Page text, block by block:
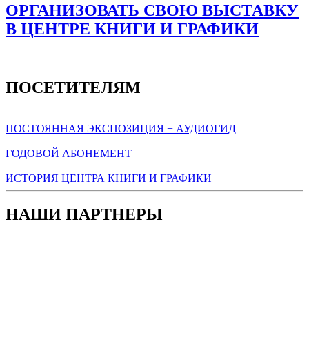
ОРГАНИЗОВАТЬ СВОЮ ВЫСТАВКУ
В ЦЕНТРЕ КНИГИ И ГРАФИКИ
ПОСЕТИТЕЛЯМ
ПОСТОЯННАЯ ЭКСПОЗИЦИЯ + АУДИОГИД
ГОДОВОЙ АБОНЕМЕНТ
ИСТОРИЯ ЦЕНТРА КНИГИ И ГРАФИКИ
НАШИ ПАРТНЕРЫ